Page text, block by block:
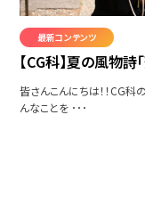
最新コンテンツ
【CG科】夏の風物詩
皆さんこんにちは！！CG
んなことを ･･･